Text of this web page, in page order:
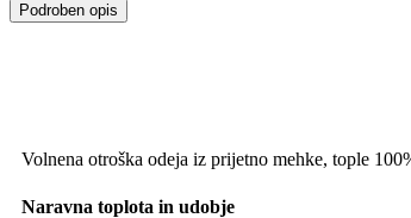
Podroben opis
Volnena otroška odeja iz prijetno mehke, tople
Naravna toplota in udobje